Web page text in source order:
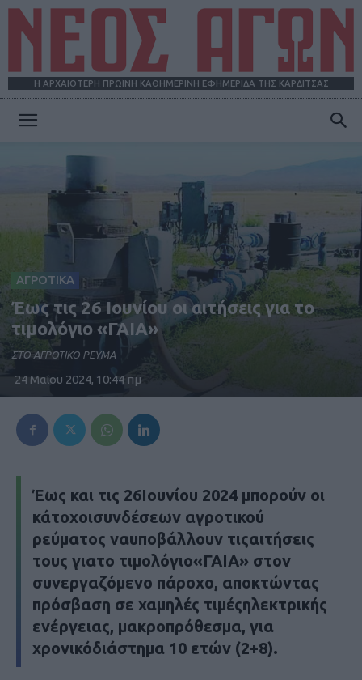
Η ΑΡΧΑΙΟΤΕΡΗ ΠΡΩΪΝΗ ΚΑΘΗΜΕΡΙΝΗ ΕΦΗΜΕΡΙΔΑ ΤΗΣ ΚΑΡΔΙΤΣΑΣ
ΑΓΩΝ
ΑΓΡΟΤΙΚΑ
Έως τις 26 Ιουνίου οι αιτήσεις για το
τιμολόγιο «ΓΑΙΑ»
ΣΤΟ ΑΓΡΟΤΙΚΟ ΡΕΥΜΑ
24 Μαΐου 2024, 10:44 πμ
Έως και τις 26Ιουνίου 2024 μπορούν οι
κάτοχοισυνδέσεων αγροτικού
ρεύματος ναυποβάλλουν τιςαιτήσεις
τους γιατο τιμολόγιο«ΓΑΙΑ» στον
συνεργαζόμενο πάροχο, αποκτώντας
πρόσβαση σε χαμηλές τιμέςηλεκτρικής
ενέργειας, μακροπρόθεσμα, για
χρονικόδιάστημα 10 ετών (2+8).